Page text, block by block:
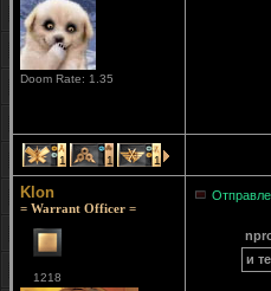
Doom Rate: 1.35
1 1 1
Klon
= Warrant Officer =
1218
и